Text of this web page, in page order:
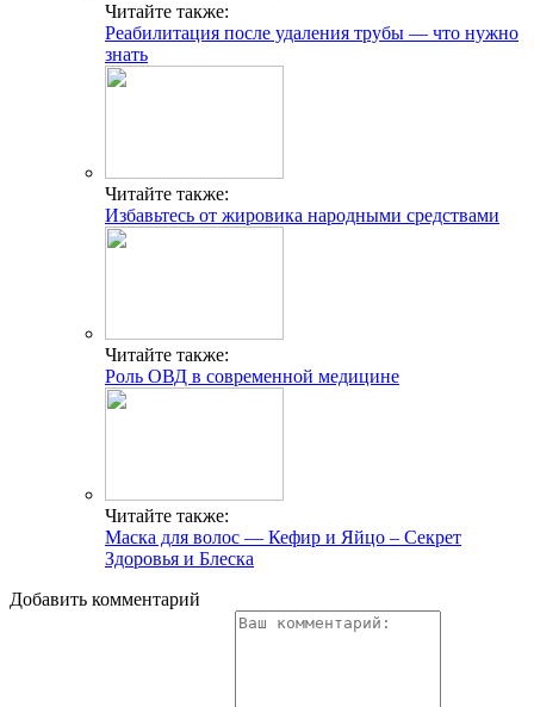
Читайте также:
Реабилитация после удаления трубы — что нужно
знать
Читайте также:
Избавьтесь от жировика народными средствами
Читайте также:
Роль ОВД в современной медицине
Читайте также:
Маска для волос — Кефир и Яйцо – Секрет
Здоровья и Блеска
Добавить комментарий